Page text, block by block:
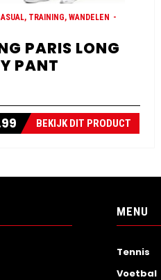
TRAINING, WANDELEN
PARIS LONG
PANT
BEKIJK DIT PRODUCT
MENU
Tennis
Voetbal